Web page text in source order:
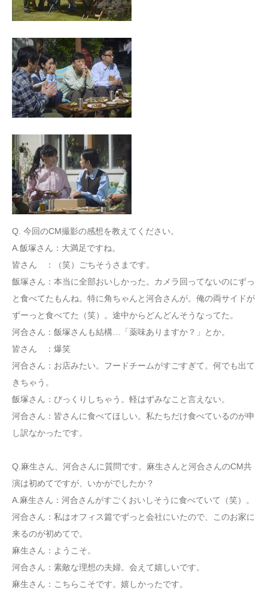
Q. 今回のCM撮影の感想を教えてください。
A.飯塚さん：大満足ですね。
皆さん ：（笑）ごちそうさまです。
飯塚さん：本当に全部おいしかった。カメラ回ってないのにずっ
と食べてたもんね。特に角ちゃんと河合さんが。俺の両サイドが
ずーっと食べてた（笑）。途中からどんどんそうなってた。
河合さん：飯塚さんも結構…「薬味ありますか？」とか。
皆さん ：爆笑
河合さん：お店みたい。フードチームがすごすぎて。何でも出て
きちゃう。
飯塚さん：びっくりしちゃう。軽はずみなこと言えない。
河合さん：皆さんに食べてほしい。私たちだけ食べているのが申
し訳なかったです。
Q.麻生さん、河合さんに質問です。麻生さんと河合さんのCM共
演は初めてですが、いかがでしたか？
A.麻生さん：河合さんがすごくおいしそうに食べていて（笑）。
河合さん：私はオフィス篇でずっと会社にいたので、このお家に
来るのが初めてで。
麻生さん：ようこそ。
河合さん：素敵な理想の夫婦。会えて嬉しいです。
麻生さん：こちらこそです。嬉しかったです。